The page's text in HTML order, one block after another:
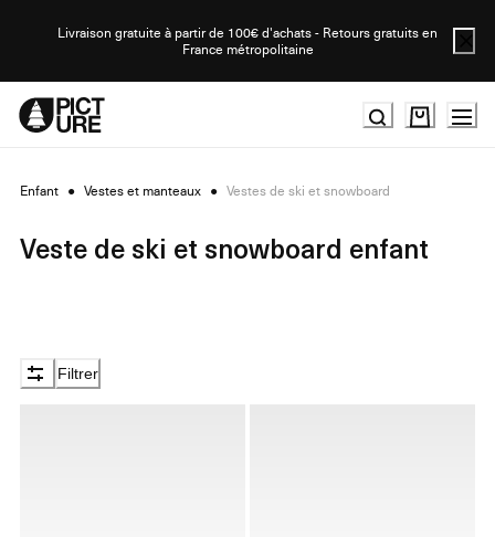
Livraison gratuite à partir de 100€ d'achats - Retours gratuits en
France métropolitaine
Enfant ● Vestes et manteaux ● Vestes de ski et snowboard
Veste de ski et snowboard enfant
Filtrer